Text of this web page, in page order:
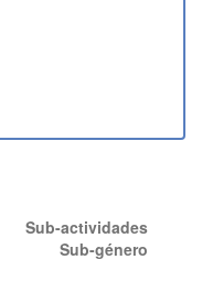
Sub-actividades
Sub-género